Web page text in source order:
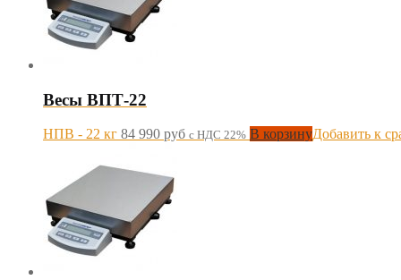
Весы ВПТ-22
НПВ - 22 кг 84 990 руб с НДС 22% В корзинуДобавить к